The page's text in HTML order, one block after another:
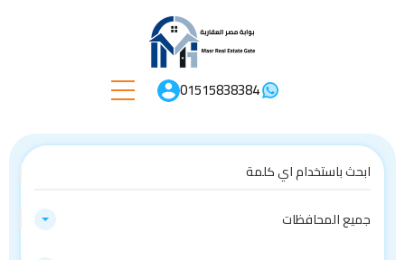
01515838384
جميع المحافظات